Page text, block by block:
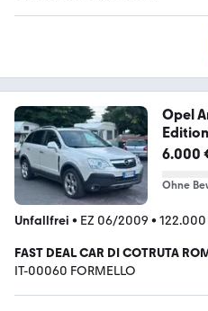
Opel
6.000
Ohne
Unfallfrei • EZ 06/2009 • 122.000
FAST DEAL CAR DI COTRUTA
IT-00060 FORMELLO